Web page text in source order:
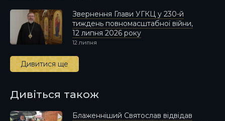
Звернення Глави УГКЦ у 230-й
тиждень повномасштабної війни,
12 липня 2026 року
12 липня
Дивитися ще
Дивіться також
Блаженніший Святослав відвідав